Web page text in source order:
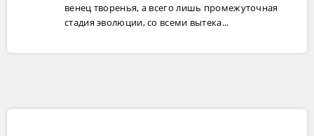
венец творенья, а всего лишь промежуточная
стадия эволюции, со всеми вытека...